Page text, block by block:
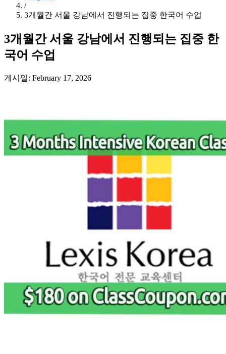
/
3개월간 서울 강남에서 진행되는 집중 한국어 수업
3개월간 서울 강남에서 진행되는 집중 한
국어 수업
게시일: February 17, 2026